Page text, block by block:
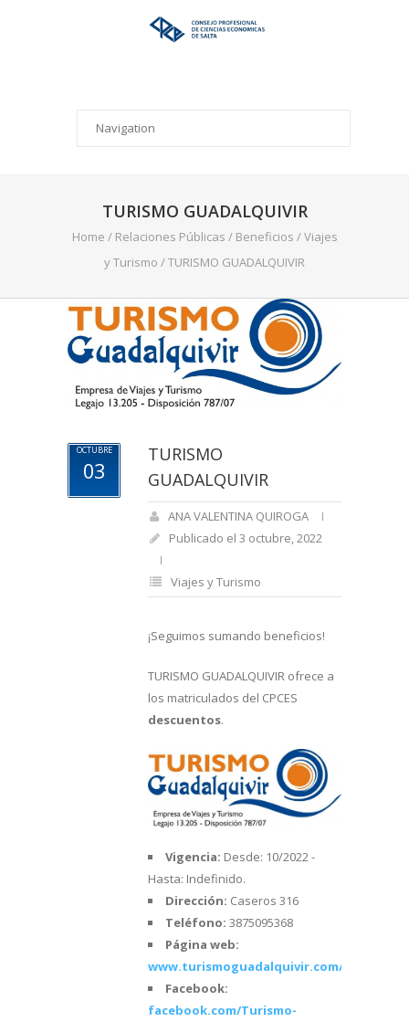
TURISMO GUADALQUIVIR
Home / Relaciones Públicas / Beneficios /Viajes
y Turismo /TURISMO GUADALQUIVIR
OCTUBRE
03
TURISMO
GUADALQUIVIR
ANA VALENTINA QUIROGA
Publicado el 3 octubre, 2022
Viajes y Turismo
¡Seguimos sumando beneficios!
TURISMO GUADALQUIVIR ofrece a
los matriculados del CPCES
descuentos.
Vigencia: Desde: 10/2022 -
Hasta: Indefinido.
Dirección: Caseros 316
Teléfono: 3875095368
Página web:
www.turismoguadalquivir.com/web/
Facebook:
facebook.com/Turismo-